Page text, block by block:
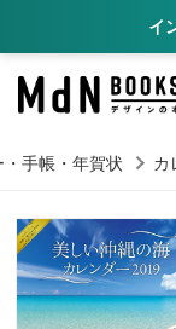
イ
手帳・年賀状 カ